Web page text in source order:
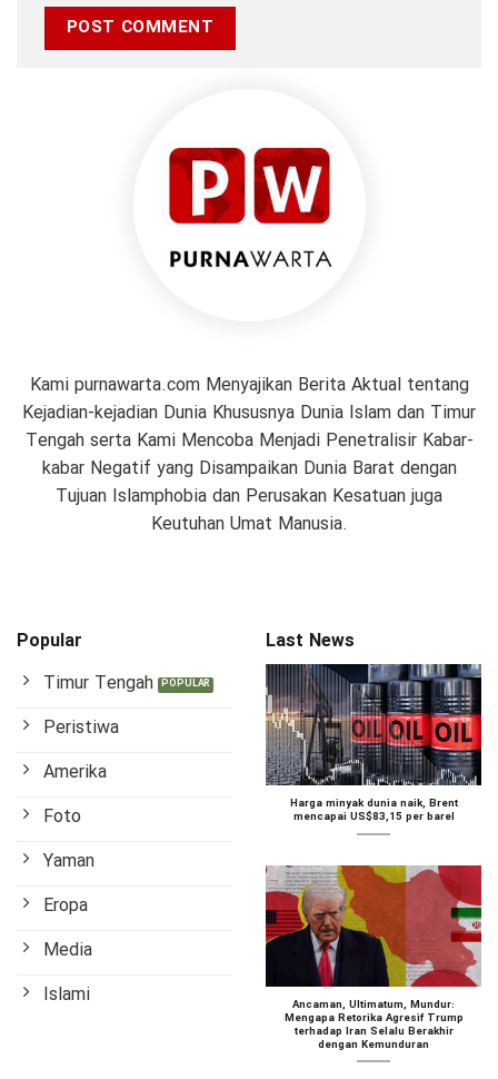
Kami purnawarta.com Menyajikan Berita Aktual tentang
Kejadian-kejadian Dunia Khususnya Dunia Islam dan Timur
Tengah serta Kami Mencoba Menjadi Penetralisir Kabar-
kabar Negatif yang Disampaikan Dunia Barat dengan
Tujuan Islamphobia dan Perusakan Kesatuan juga
Keutuhan Umat Manusia.
Popular
Timur Tengah
Peristiwa
Amerika
Foto
Yaman
Eropa
Media
Islami
Last News
Harga minyak dunia naik, Brent
mencapai US$83,15 per barel
Ancaman, Ultimatum, Mundur:
Mengapa Retorika Agresif Trump
terhadap Iran Selalu Berakhir
dengan Kemunduran